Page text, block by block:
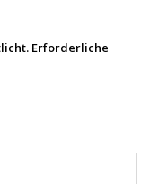
Erforderliche